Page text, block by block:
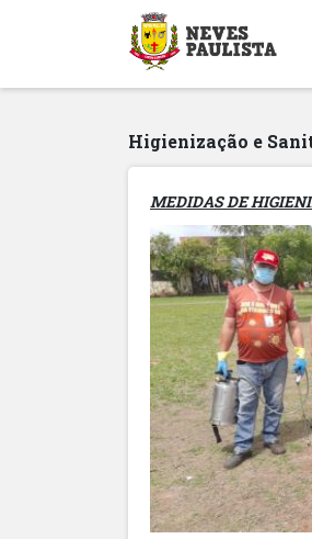
Higienização e
MEDIDAS DE